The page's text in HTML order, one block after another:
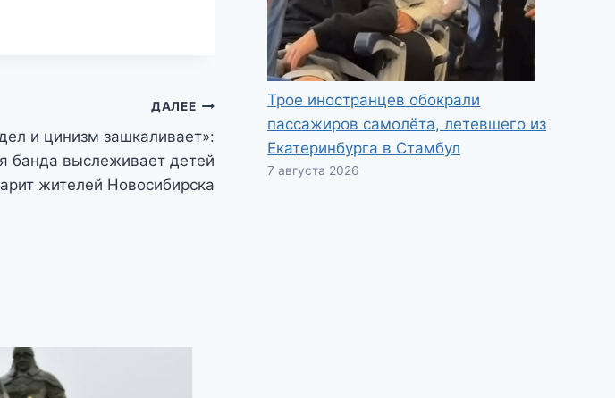
ДАЛЕЕ
и цинизм зашкаливает»:
банда выслеживает детей
жителей Новосибирска
Трое иностранцев обокрали
пассажиров самолёта, летевшего из
Екатеринбурга в Стамбул
7 августа 2026